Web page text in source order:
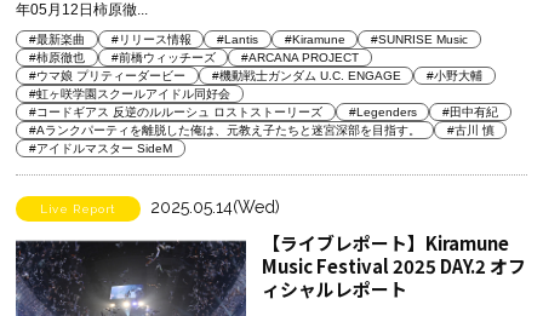
年05月12日柿原徹...
#最新楽曲 #リリース情報 #Lantis #Kiramune
#SUNRISE Music
#柿原徹也
#前橋ウィッチーズ
#ARCANA PROJECT
#ウマ娘 プリティーダービー
#機動戦士ガンダム U.C. ENGAGE
#小野大輔
#虹ヶ咲学園スクールアイドル同好会
#コードギアス 反逆のルルーシュ ロストストーリーズ
#Legenders
#田中有紀
#Aランクパーティを離脱した俺は、元教え子たちと迷宮深部を目指す。
#古川 慎
#アイドルマスター SideM
Live Report 2025.05.14(Wed)
【ライブレポート】Kiramune
Music Festival 2025 DAY.2 オフ
ィシャルレポート